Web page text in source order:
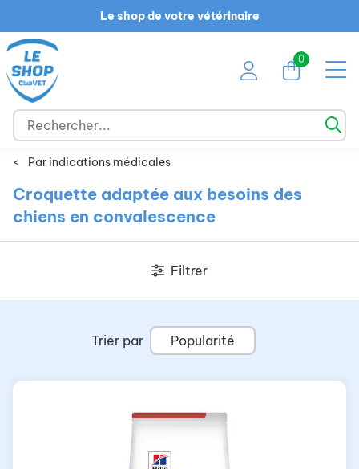
Le shop de votre vétérinaire
0
< Par indications médicales
Croquette adaptée aux besoins des
chiens en convalescence
Filtrer
Trier par Popularité